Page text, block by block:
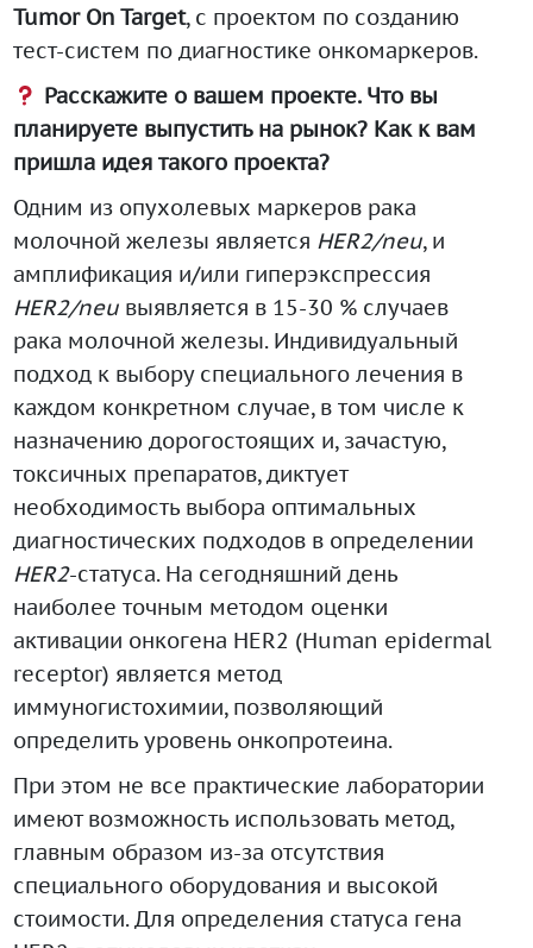
Tumor On Target, с проектом по созданию
тест-систем по диагностике онкомаркеров.
Расскажите о вашем проекте. Что вы
планируете выпустить на рынок? Как к вам
пришла идея такого проекта?
Одним из опухолевых маркеров рака
молочной железы является HER2/neu, и
амплификация и/или гиперэкспрессия
HER2/neu выявляется в 15-30 % случаев
рака молочной железы. Индивидуальный
подход к выбору специального лечения в
каждом конкретном случае, в том числе к
назначению дорогостоящих и, зачастую,
токсичных препаратов, диктует
необходимость выбора оптимальных
диагностических подходов в определении
HER2-статуса. На сегодняшний день
наиболее точным методом оценки
активации онкогена HER2 (Human epidermal
receptor) является метод
иммуногистохимии, позволяющий
определить уровень онкопротеина.
При этом не все практические лаборатории
имеют возможность использовать метод,
главным образом из-за отсутствия
специального оборудования и высокой
стоимости. Для определения статуса гена